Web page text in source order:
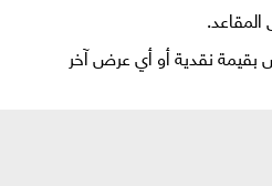
بقيمة نقدية أو أي عرض آخر